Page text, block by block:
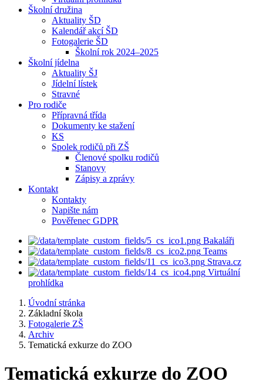
Školní družina
Aktuality ŠD
Kalendář akcí ŠD
Fotogalerie ŠD
Školní rok 2024–2025
Školní jídelna
Aktuality ŠJ
Jídelní lístek
Stravné
Pro rodiče
Přípravná třída
Dokumenty ke stažení
KS
Spolek rodičů při ZŠ
Členové spolku rodičů
Stanovy
Zápisy a zprávy
Kontakt
Kontakty
Napište nám
Pověřenec GDPR
Bakaláři
Teams
Strava.cz
Virtuální
prohlídka
Úvodní stránka
Základní škola
Fotogalerie ZŠ
Archiv
Tematická exkurze do ZOO
Tematická exkurze do ZOO